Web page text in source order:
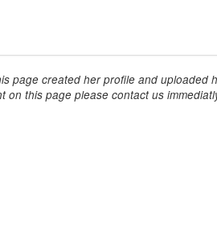
page created her profile and uploaded
on this page please contact us